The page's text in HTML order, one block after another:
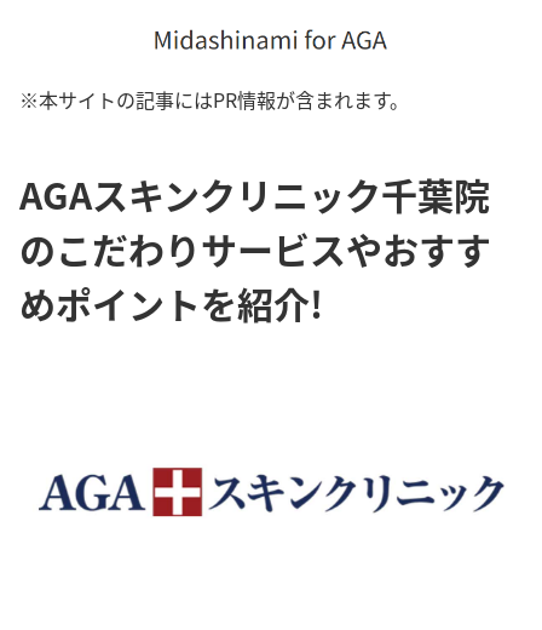
※本サイトの記事にはPR情報が含まれます。
AGAスキンクリニック千葉院
のこだわりサービスやおすす
めポイントを紹介!